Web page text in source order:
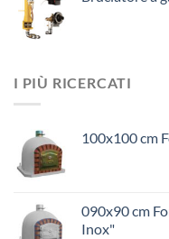
I PIÙ RICERCATI
100x100 cm
090x90 cm
Inox"